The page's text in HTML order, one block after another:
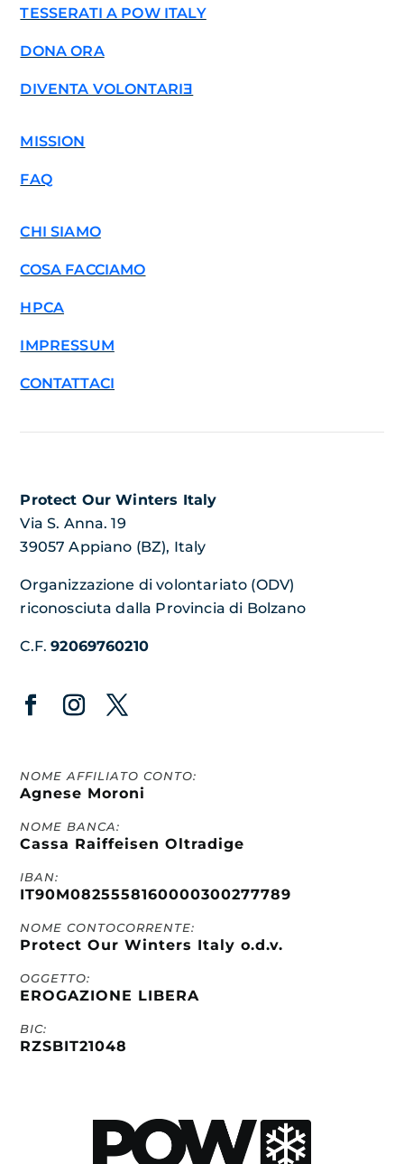
TESSERATI A POW ITALY
DONA ORA
DIVENTA VOLONTARIƎ
MISSION
FAQ
CHI SIAMO
COSA FACCIAMO
HPCA
IMPRESSUM
CONTATTACI
Protect Our Winters Italy
Via S. Anna. 19
39057 Appiano (BZ), Italy
Organizzazione di volontariato (ODV)
riconosciuta dalla Provincia di Bolzano
C.F.92069760210
NOME AFFILIATO CONTO:
Agnese Moroni
NOME BANCA:
Cassa Raiffeisen Oltradige
IBAN:
IT90M0825558160000300277789
NOME CONTOCORRENTE:
Protect Our Winters Italy o.d.v.
OGGETTO:
EROGAZIONE LIBERA
BIC:
RZSBIT21048